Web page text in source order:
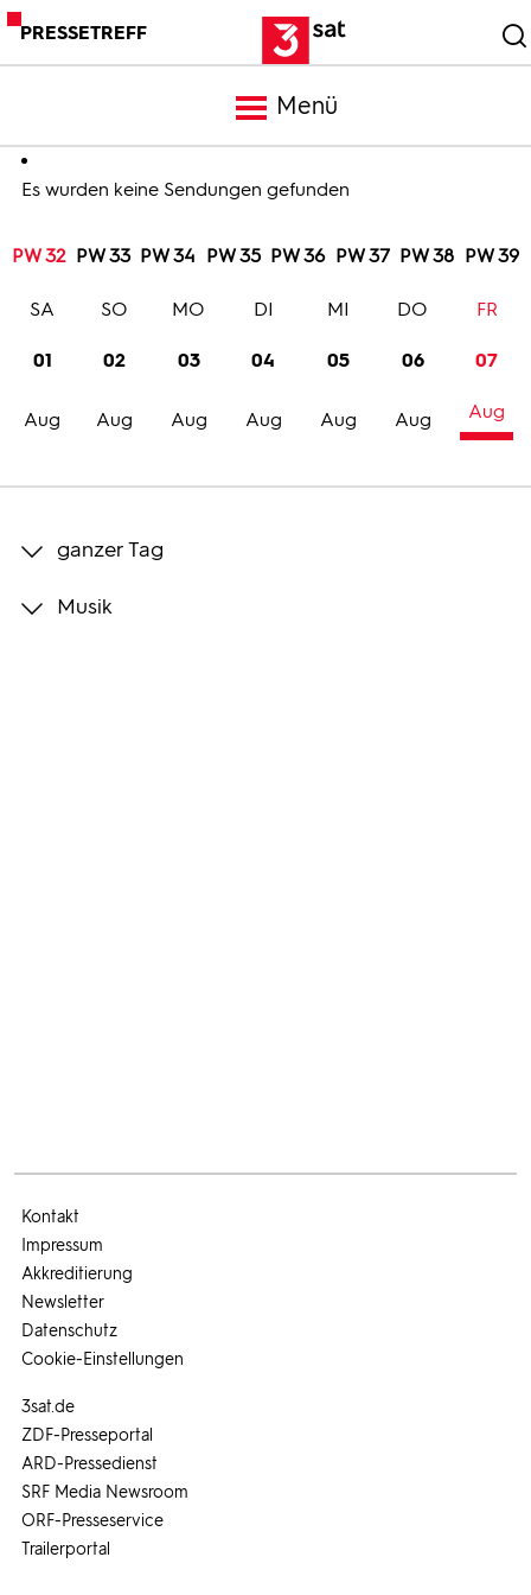
PRESSETREFF
Menü
Meldungen
Programm
Trailer
Bilder
Es wurden keine Sendungen gefunden
PW 32 PW 33 PW 34 PW 35 PW 36 PW 37 PW 38 PW 39
01
Aug
SA
02
Aug
SO
03
Aug
MO
04
Aug
DI
05
Aug
MI
06
Aug
DO
07
Aug
FR
ganzer Tag
Musik
3sat.de
ZDF-Presseportal
ARD-Pressedienst
SRF Media Newsroom
ORF-Presseservice
Trailerportal
Kontakt
Impressum
Akkreditierung
Newsletter
Datenschutz
Cookie-Einstellungen